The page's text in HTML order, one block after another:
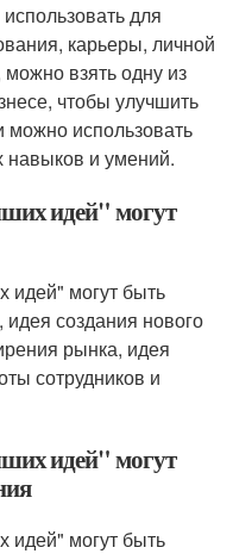
для
карьеры, личной
взять одну из
чтобы улучшить
использовать
навыков и умений.
идей" могут
идей" могут быть
создания нового
рынка, идея
сотрудников и
идей" могут
идей" могут быть